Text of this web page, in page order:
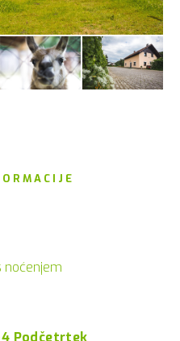
noćenjem
Podčetrtek